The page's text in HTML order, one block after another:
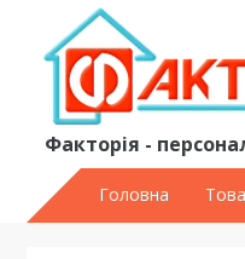
Факторія -
Головна